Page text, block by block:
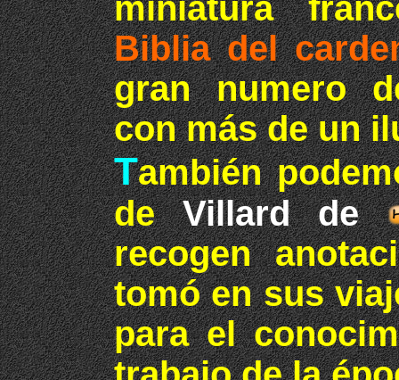
miniatura
Biblia del
gran numero
con más de un
También
deVillard de
recogen
tomó en sus
para el